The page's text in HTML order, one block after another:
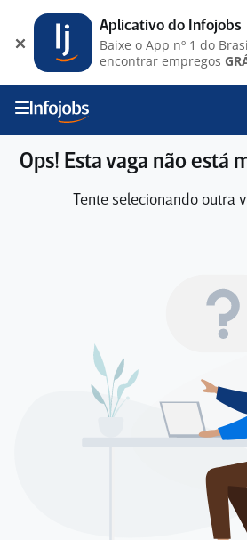
Ops! Esta vaga não está
Tente selecionando outra
Aplicativo do Infojobs
Baixe o App nº 1 do
encontrar empregos